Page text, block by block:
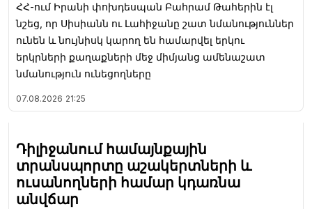
ՀՀ-ում Իրանի փոխդեսպան Բահրամ Թահերին էլ
նշեց, որ Սիսիանն ու Լահիջանը շատ նմանություններ
ունեն և նույնիսկ կարող են համարվել երկու
երկրների քաղաքների մեջ միմյանց ամենաշատ
նմանություն ունեցողները
07.08.2026 21:25
Դիլիջանում համայնքային
տրանսպորտը աշակերտների և
ուսանողների համար կդառնա
անվճար